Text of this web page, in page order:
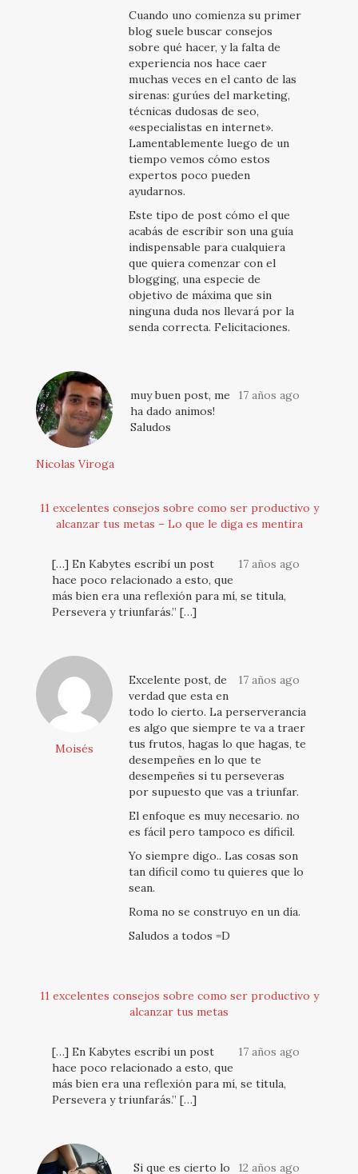
Cuando uno comienza su primer
blog suele buscar consejos
sobre qué hacer, y la falta de
experiencia nos hace caer
muchas veces en el canto de las
sirenas: gurúes del marketing,
técnicas dudosas de seo,
«especialistas en internet».
Lamentablemente luego de un
tiempo vemos cómo estos
expertos poco pueden
ayudarnos.
Este tipo de post cómo el que
acabás de escribir son una guía
indispensable para cualquiera
que quiera comenzar con el
blogging, una especie de
objetivo de máxima que sin
ninguna duda nos llevará por la
senda correcta. Felicitaciones.
Nicolas Viroga
17 años ago
muy buen post, me
ha dado animos!
Saludos
11 excelentes consejos sobre como ser productivo y
alcanzar tus metas – Lo que le diga es mentira
17 años ago
[…] En Kabytes escribí un post
hace poco relacionado a esto, que
más bien era una reflexión para mí, se titula,
Persevera y triunfarás.” […]
Moisés
17 años ago
Excelente post, de
verdad que esta en
todo lo cierto. La perserverancia
es algo que siempre te va a traer
tus frutos, hagas lo que hagas, te
desempeñes en lo que te
desempeñes si tu perseveras
por supuesto que vas a triunfar.
El enfoque es muy necesario. no
es fácil pero tampoco es díficil.
Yo siempre digo.. Las cosas son
tan díficil como tu quieres que lo
sean.
Roma no se construyo en un día.
Saludos a todos =D
11 excelentes consejos sobre como ser productivo y
alcanzar tus metas
17 años ago
[…] En Kabytes escribí un post
hace poco relacionado a esto, que
más bien era una reflexión para mí, se titula,
Persevera y triunfarás.” […]
12 años ago
Si que es cierto lo